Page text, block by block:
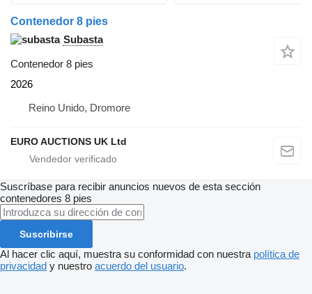
Contenedor 8 pies
Subasta
Contenedor 8 pies
2026
Reino Unido, Dromore
EURO AUCTIONS UK Ltd
Suscríbase para recibir anuncios nuevos de esta sección
contenedores 8 pies
Suscribirse
Al hacer clic aquí, muestra su conformidad con nuestra política de
privacidad y nuestro acuerdo del usuario.